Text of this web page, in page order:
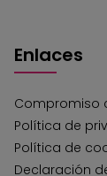
Enlaces
Compromiso
Política de
Política de
Declaración